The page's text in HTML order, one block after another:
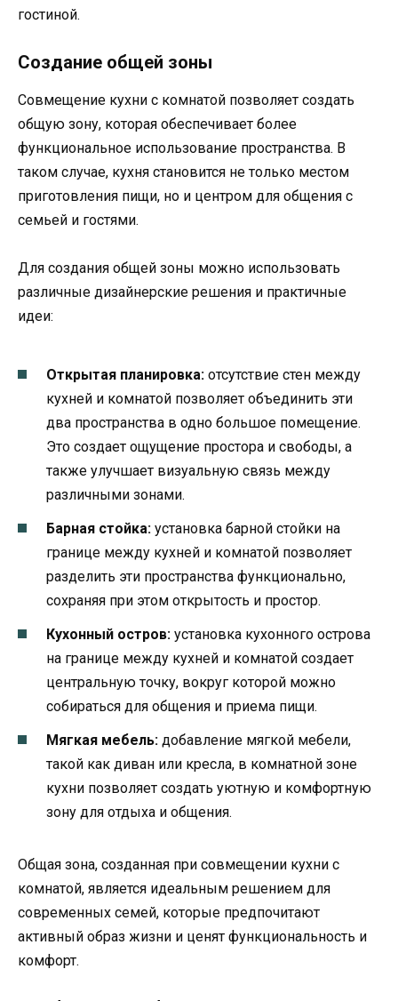
гостиной.
Создание общей зоны
Совмещение кухни с комнатой позволяет создать
общую зону, которая обеспечивает более
функциональное использование пространства. В
таком случае, кухня становится не только местом
приготовления пищи, но и центром для общения с
семьей и гостями.
Для создания общей зоны можно использовать
различные дизайнерские решения и практичные
идеи:
Открытая планировка: отсутствие стен между
кухней и комнатой позволяет объединить эти
два пространства в одно большое помещение.
Это создает ощущение простора и свободы, а
также улучшает визуальную связь между
различными зонами.
Барная стойка: установка барной стойки на
границе между кухней и комнатой позволяет
разделить эти пространства функционально,
сохраняя при этом открытость и простор.
Кухонный остров: установка кухонного острова
на границе между кухней и комнатой создает
центральную точку, вокруг которой можно
собираться для общения и приема пищи.
Мягкая мебель: добавление мягкой мебели,
такой как диван или кресла, в комнатной зоне
кухни позволяет создать уютную и комфортную
зону для отдыха и общения.
Общая зона, созданная при совмещении кухни с
комнатой, является идеальным решением для
современных семей, которые предпочитают
активный образ жизни и ценят функциональность и
комфорт.